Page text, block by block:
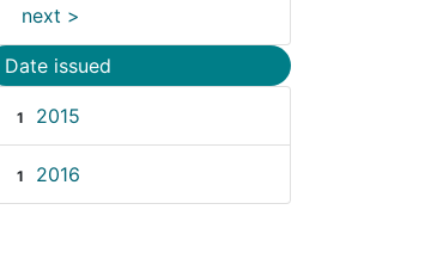
next >
Date issued
1 2015
1 2016